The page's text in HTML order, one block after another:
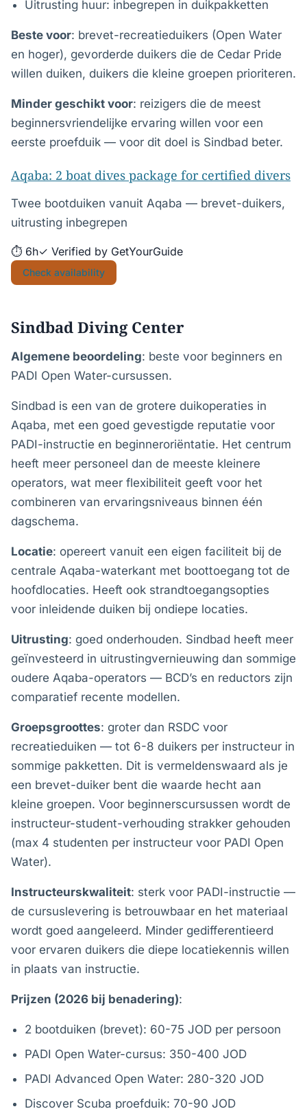
Uitrusting huur: inbegrepen in duikpakketten
Beste voor: brevet-recreatieduikers (Open Water
en hoger), gevorderde duikers die de Cedar Pride
willen duiken, duikers die kleine groepen prioriteren.
Minder geschikt voor: reizigers die de meest
beginnersvriendelijke ervaring willen voor een
eerste proefduik — voor dit doel is Sindbad beter.
Aqaba: 2 boat dives package for certified divers
Twee bootduiken vanuit Aqaba — brevet-duikers,
uitrusting inbegrepen
⏱ 6h✓ Verified by GetYourGuide
Check availability
Sindbad Diving Center
Algemene beoordeling: beste voor beginners en
PADI Open Water-cursussen.
Sindbad is een van de grotere duikoperaties in
Aqaba, met een goed gevestigde reputatie voor
PADI-instructie en beginneroriëntatie. Het centrum
heeft meer personeel dan de meeste kleinere
operators, wat meer flexibiliteit geeft voor het
combineren van ervaringsniveaus binnen één
dagschema.
Locatie: opereert vanuit een eigen faciliteit bij de
centrale Aqaba-waterkant met boottoegang tot de
hoofdlocaties. Heeft ook strandtoegangsopties
voor inleidende duiken bij ondiepe locaties.
Uitrusting: goed onderhouden. Sindbad heeft meer
geïnvesteerd in uitrustingvernieuwing dan sommige
oudere Aqaba-operators — BCD’s en reductors zijn
comparatief recente modellen.
Groepsgroottes: groter dan RSDC voor
recreatieduiken — tot 6-8 duikers per instructeur in
sommige pakketten. Dit is vermeldenswaard als je
een brevet-duiker bent die waarde hecht aan
kleine groepen. Voor beginnerscursussen wordt de
instructeur-student-verhouding strakker gehouden
(max 4 studenten per instructeur voor PADI Open
Water).
Instructeurskwaliteit: sterk voor PADI-instructie —
de cursuslevering is betrouwbaar en het materiaal
wordt goed aangeleerd. Minder gedifferentieerd
voor ervaren duikers die diepe locatiekennis willen
in plaats van instructie.
Prijzen (2026 bij benadering):
2 bootduiken (brevet): 60-75 JOD per persoon
PADI Open Water-cursus: 350-400 JOD
PADI Advanced Open Water: 280-320 JOD
Discover Scuba proefduik: 70-90 JOD